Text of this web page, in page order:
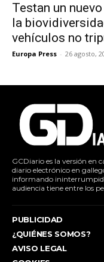
Testan un
la
vehículos no
Europa Press - 26 agosto,
GCDiario es la versión en
diario electrónico en
informando
audiencia tiene entre los
PUBLICIDAD
¿QUIÉNES SOMOS?
AVISO LEGAL